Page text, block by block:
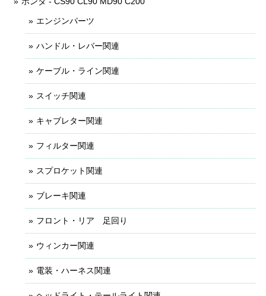
エンジンパーツ
ハンドル・レバー関連
ケーブル・ライン関連
スイッチ関連
キャブレター関連
フィルター関連
スプロケット関連
ブレーキ関連
フロント・リア 足回り
ウィンカー関連
電装・ハーネス関連